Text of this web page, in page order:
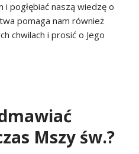
pogłębiać naszą wiedzę o
pomaga nam również
chwilach i prosić o Jego
Mszy św.?